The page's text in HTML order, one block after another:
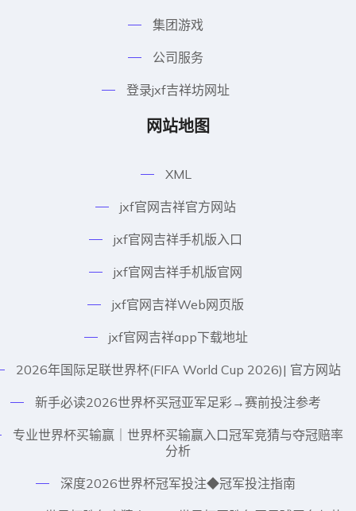
集团游戏
公司服务
登录jxf吉祥坊网址
网站地图
XML
jxf官网吉祥官方网站
jxf官网吉祥手机版入口
jxf官网吉祥手机版官网
jxf官网吉祥Web网页版
jxf官网吉祥app下载地址
2026年国际足联世界杯(FIFA World Cup 2026)| 官方网站
新手必读2026世界杯买冠亚军足彩→赛前投注参考
专业世界杯买输赢｜世界杯买输赢入口冠军竞猜与夺冠赔率
分析
深度2026世界杯冠军投注◆冠军投注指南